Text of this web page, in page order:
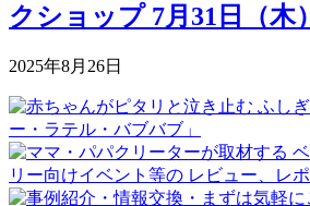
クショップ 7月31日（木）
2025年8月26日